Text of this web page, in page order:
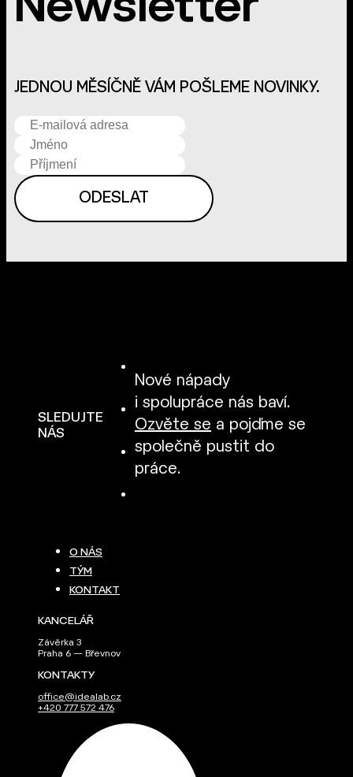
Newsletter
JEDNOU MĚSÍČNĚ VÁM POŠLEME NOVINKY.
SLEDUJTE
NÁS
Nové nápady
i spolupráce nás baví.
Ozvěte se a pojďme se
společně pustit do
práce.
O NÁS
TÝM
KONTAKT
KANCELÁŘ
Závěrka 3
Praha 6 — Břevnov
KONTAKTY
office@idealab.cz
+420 777 572 476